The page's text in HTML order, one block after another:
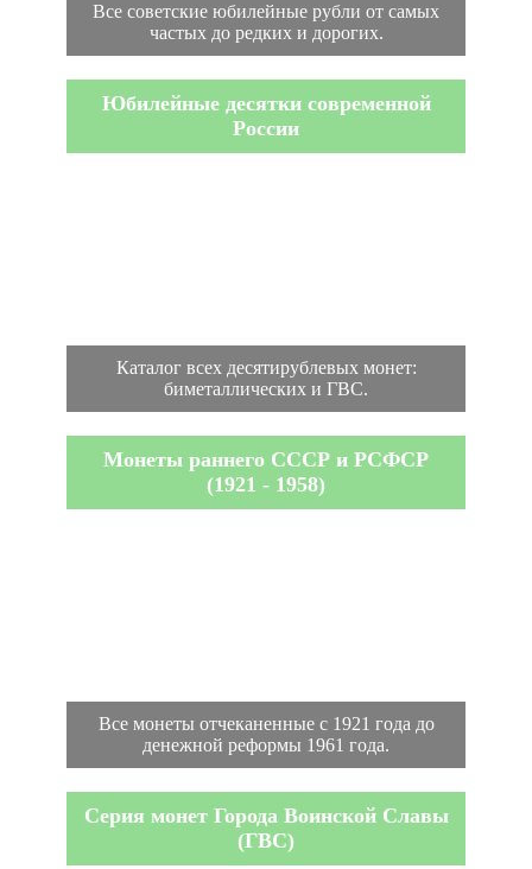
Все советские юбилейные рубли от самых
частых до редких и дорогих.
Юбилейные десятки современной
России
Каталог всех десятирублевых монет:
биметаллических и ГВС.
Монеты раннего СССР и РСФСР
(1921 - 1958)
Все монеты отчеканенные с 1921 года до
денежной реформы 1961 года.
Серия монет Города Воинской Славы
(ГВС)